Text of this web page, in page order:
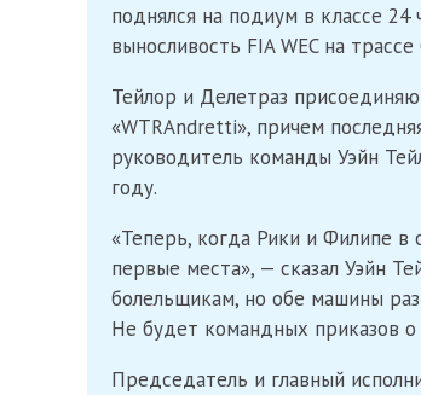
поднялся на подиум в классе
выносливость FIA WEC на
Тейлор и Делетраз
«WTRAndretti», причем
руководитель команды Уэйн
году.
«Теперь, когда Рики и Филипе
первые места», — сказал Уэйн
болельщикам, но обе машины
Не будет командных приказов
Председатель и главный